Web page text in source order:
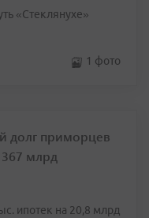
«Стеклянухе»
1 фото
долг приморцев
млрд
ипотек на 20,8 млрд